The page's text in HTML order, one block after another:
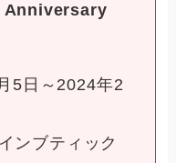
5日～2024年2
ンブティック